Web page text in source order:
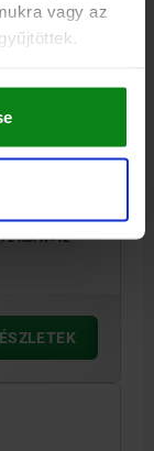
vagy az
F2 KB. N=12